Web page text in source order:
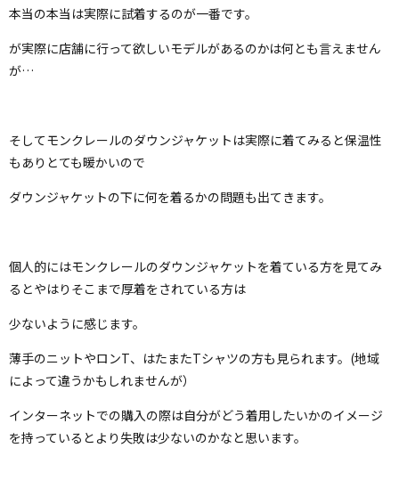
本当の本当は実際に試着するのが一番です。
が実際に店舗に行って欲しいモデルがあるのかは何とも言えません
が…
そしてモンクレールのダウンジャケットは実際に着てみると保温性
もありとても暖かいので
ダウンジャケットの下に何を着るかの問題も出てきます。
個人的にはモンクレールのダウンジャケットを着ている方を見てみ
るとやはりそこまで厚着をされている方は
少ないように感じます。
薄手のニットやロンT、はたまたTシャツの方も見られます。(地域
によって違うかもしれませんが）
インターネットでの購入の際は自分がどう着用したいかのイメージ
を持っているとより失敗は少ないのかなと思います。